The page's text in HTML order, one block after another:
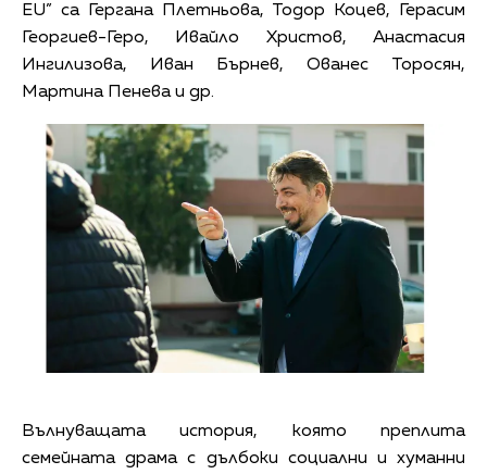
EU” са Гергана Плетньова, Тодор Коцев, Герасим
Георгиев-Геро, Ивайло Христов, Анастасия
Ингилизова, Иван Бърнев, Ованес Торосян,
Мартина Пенева и др.
Вълнуващата история, която преплита
семейната драма с дълбоки социални и хуманни